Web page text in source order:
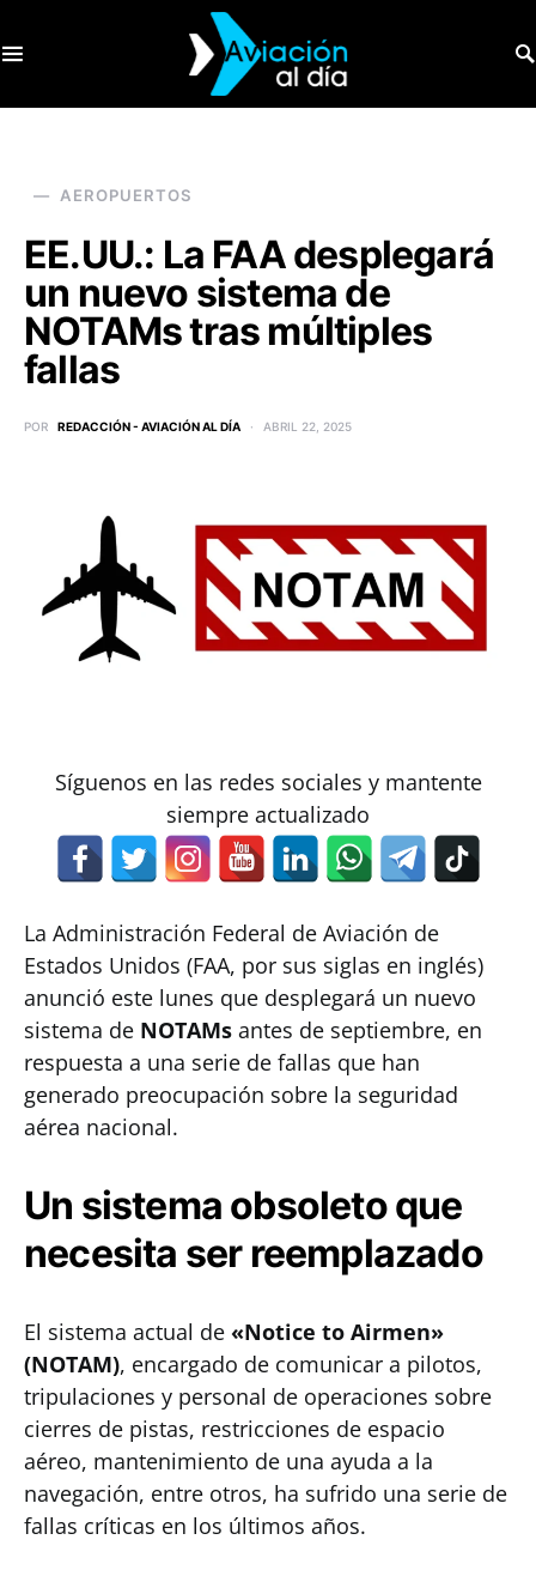
AEROPUERTOS
EE.UU.: La FAA desplegará
un nuevo sistema de
NOTAMs tras múltiples
fallas
POR REDACCIÓN - AVIACIÓN AL DÍA ABRIL 22, 2025
Síguenos en las redes sociales y mantente
siempre actualizado
La Administración Federal de Aviación de
Estados Unidos (FAA, por sus siglas en inglés)
anunció este lunes que desplegará un nuevo
sistema de NOTAMs antes de septiembre, en
respuesta a una serie de fallas que han
generado preocupación sobre la seguridad
aérea nacional.
Un sistema obsoleto que
necesita ser reemplazado
El sistema actual de «Notice to Airmen»
(NOTAM), encargado de comunicar a pilotos,
tripulaciones y personal de operaciones sobre
cierres de pistas, restricciones de espacio
aéreo, mantenimiento de una ayuda a la
navegación, entre otros, ha sufrido una serie de
fallas críticas en los últimos años.